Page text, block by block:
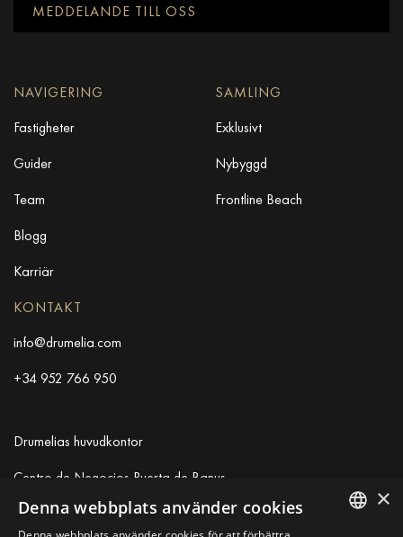
MEDDELANDE TILL OSS
NAVIGERING
Fastigheter
Guider
Team
Blogg
Karriär
SAMLING
Exklusivt
Nybyggd
Frontline Beach
KONTAKT
info@drumelia.com
+34 952 766 950
Drumelias huvudkontor
Centro de Negocios Puerta de Banus
Edificio B, Local 11
29660 Marbella
×
Denna webbplats använder cookies